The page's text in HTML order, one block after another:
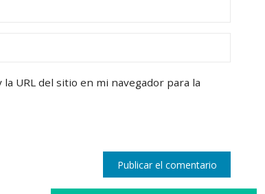
URL del sitio en mi navegador para la